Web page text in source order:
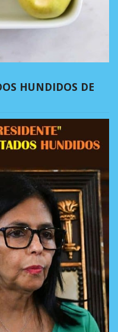
HUNDIDOS DE